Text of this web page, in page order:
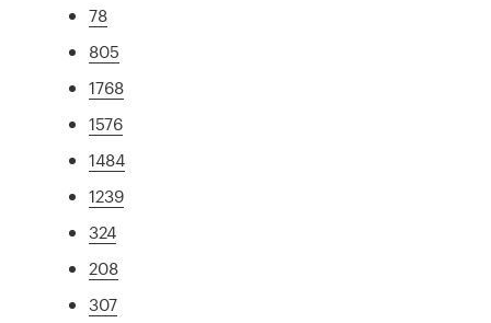
78
805
1768
1576
1484
1239
324
208
307